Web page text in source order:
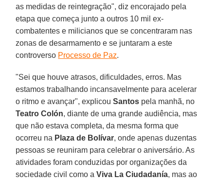
as medidas de reintegração", diz encorajado pela
etapa que começa junto a outros 10 mil ex-
combatentes e milicianos que se concentraram nas
zonas de desarmamento e se juntaram a este
controverso Processo de Paz.
"Sei que houve atrasos, dificuldades, erros. Mas
estamos trabalhando incansavelmente para acelerar
o ritmo e avançar", explicouSantos pela manhã, no
Teatro Colón, diante de uma grande audiência, mas
que não estava completa, da mesma forma que
ocorreu na Plaza de Bolívar, onde apenas duzentas
pessoas se reuniram para celebrar o aniversário. As
atividades foram conduzidas por organizações da
sociedade civil como aViva La Ciudadanía, mas ao